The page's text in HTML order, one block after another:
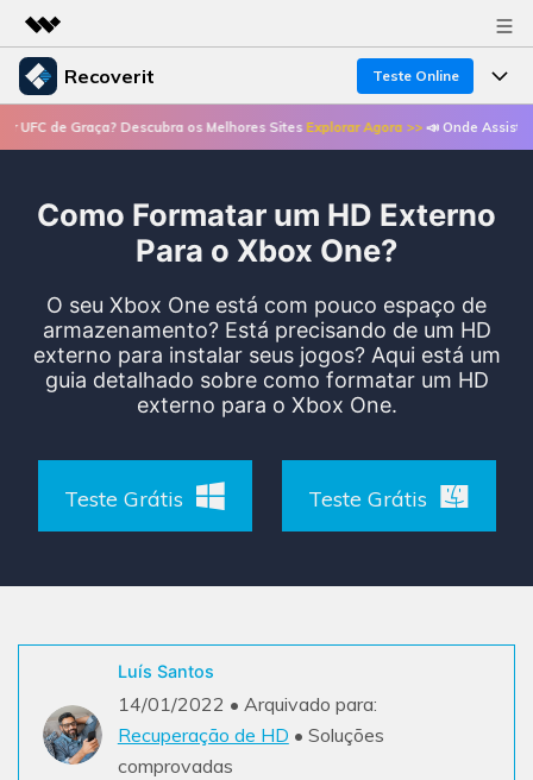
Produtos em destaque
Criatividade digital com IA generativa
Negócios
Visão geral
Sobre nós
Sala de imprensa
Loja
Recoverit Teste Online
Produtos
Recoverit para Windows
Uma ferramenta líder de recuperação de dados
Teste Grátis
Recupere dados ilimitados do sistema Mac
Teste Grátis
Recursos
Recuperar arquivos de mídia
Recuperar arquivos de documentos
Recuperação de dispositivos
VERIFIQUE TODOS OS RECURSOS
Soluções de arquivos
Soluções para computadores
Soluções de backup
Porque Recoverit
Especialista em recuperação de dados
Histórias de usuários
Entrar
Graça? Descubra os Melhores SitesExplorar Agora >> 📣 Onde Assistir UFC de
Como Formatar um HD Externo
Para o Xbox One?
O seu Xbox One está com pouco espaço de
armazenamento? Está precisando de um HD
externo para instalar seus jogos? Aqui está um
guia detalhado sobre como formatar um HD
externo para o Xbox One.
Teste Grátis Teste Grátis
Luís Santos
14/01/2022 • Arquivado para:
Recuperação de HD • Soluções
comprovadas